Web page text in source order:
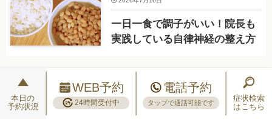
一日一食で調子がいい！院長も
実践している自律神経の整え方
本日の
予約状況
WEB予約
24時間受付中
電話予約
タップで通話可能です
症状検索
はこちら